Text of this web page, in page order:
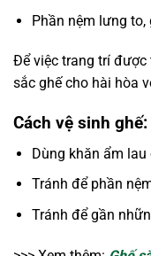
Phần nệm lưng
Để việc trang trí được
sắc ghế cho hài hòa
Cách vệ sinh ghế:
Dùng khăn ẩm lau
Tránh để phần
Tránh để gần